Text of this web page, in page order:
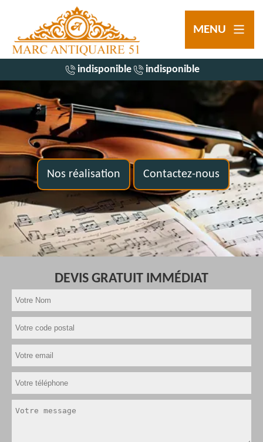
MENU
indisponible indisponible
Nos réalisation Contactez-nous
DEVIS GRATUIT IMMÉDIAT